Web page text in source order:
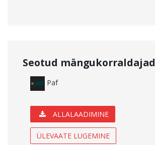
Seotud mängukorraldajad
Paf
ALLALAADIMINE
ÜLEVAATE LUGEMINE